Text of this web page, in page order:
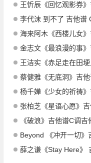
王忻辰《回忆观影券
李代沫 到不了 吉他谱
海来阿木《西楼儿女
金志文《最浪漫的事
王洁实《赤足走在田
蔡健雅《无底洞》吉
杨千嬅《少女的祈祷
张柏芝《星语心愿》
《破浪》吉他谱C调吉
Beyond 《冲开一切》
薛之谦《Stay Here》